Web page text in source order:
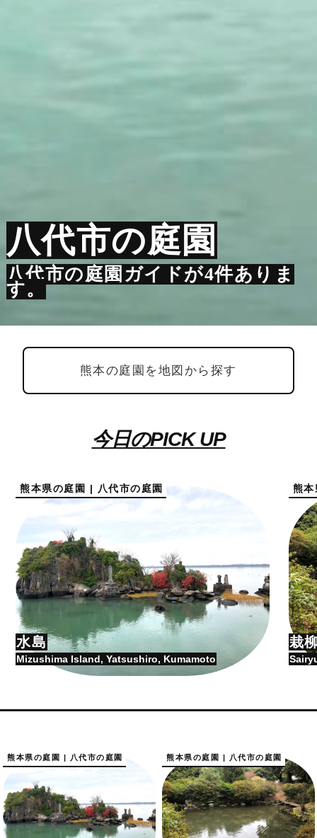
八代市の庭園
八代市の庭園ガイドが4件ありま
す。
熊本の庭園を地図から探す
今日のPICK UP
熊本県の庭園 | 八代市の庭園
水島
Mizushima Island, Yatsushiro, Kumamoto
熊
栽
熊本県の庭園 | 八代市の庭園 熊本県の庭園 | 八代市の庭園